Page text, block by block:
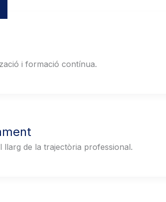
i formació contínua.
llarg de la trajectòria professional.